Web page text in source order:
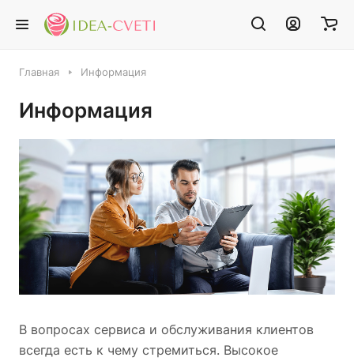
Главная Информация
Информация
В вопросах сервиса и обслуживания клиентов
всегда есть к чему стремиться. Высокое